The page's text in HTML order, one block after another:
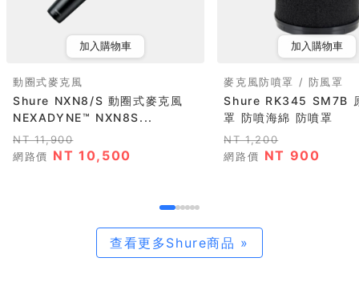
加入購物車
動圈式麥克風
Shure NXN8/S 動圈式麥克風
NEXADYNE™ NXN8S...
NT 11,900
網路價 NT 10,500
加入購物車
麥克風防噴罩 / 防風罩
Shure RK345 SM7B
罩 防噴海綿 防噴罩
NT 1,200
網路價 NT 900
查看更多Shure商品 »